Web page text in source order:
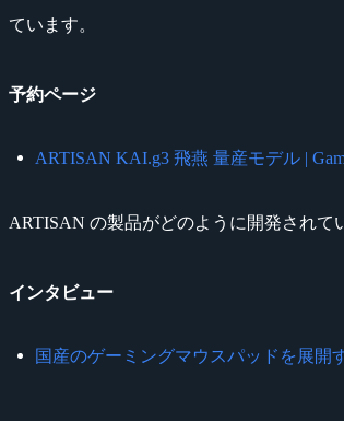
ています。
予約ページ
ARTISAN KAI.g3 飛燕 量産モデル |
ARTISAN の製品がどのように開発されて
インタビュー
国産のゲーミングマウスパッドを展開